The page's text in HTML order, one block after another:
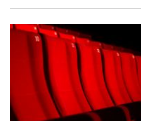
après
avant
Cinémas,
théâtres,
spectacles
:
le